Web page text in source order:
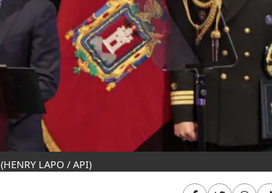
(HENRY LAPO / API)